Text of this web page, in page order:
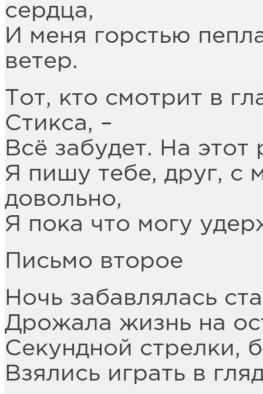
сердца,
И меня горстью
ветер.
Тот, кто смотрит в
Стикса, –
Всё забудет. На этот
Я пишу тебе, друг, с
довольно,
Я пока что могу
Письмо второе
Ночь забавлялась
Дрожала жизнь на
Секундной стрелки,
Взялись играть в